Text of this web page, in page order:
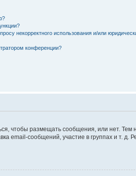
некорректного использования и/или
конференции?
чтобы размещать сообщения, или нет. Тем
email-сообщений, участие в группах и т. д.